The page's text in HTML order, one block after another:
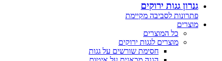
גנרון גגות ירוקים
פתרונות לסביבה מקיימת
מוצרים
כל המוצרים
מוצרים לגגות ירוקים
חסימת שורשים על גגות